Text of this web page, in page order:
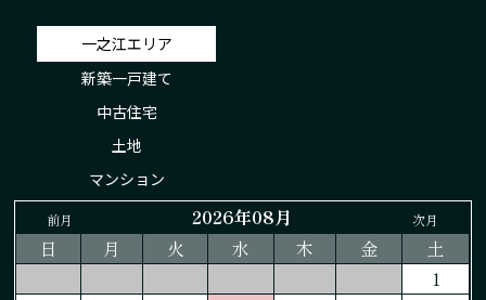
一之江エリア
新築一戸建て
中古住宅
土地
マンション
前月 2026年08月 次月
日 月 火 水 木 金
土
1